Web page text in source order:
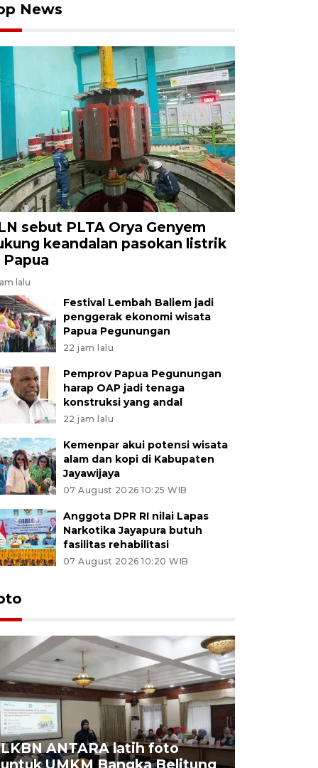
News
sebut PLTA Orya Genyem
keandalan pasokan listrik
Papua
lalu
Festival Lembah Baliem jadi
penggerak ekonomi wisata
Papua Pegunungan
22 jam lalu
Pemprov Papua Pegunungan
harap OAP jadi tenaga
konstruksi yang andal
22 jam lalu
Kemenpar akui potensi wisata
alam dan kopi di Kabupaten
Jayawijaya
07 August 2026 10:25 WIB
Anggota DPR RI nilai Lapas
Narkotika Jayapura butuh
fasilitas rehabilitasi
07 August 2026 10:20 WIB
LKBN ANTARA latih foto